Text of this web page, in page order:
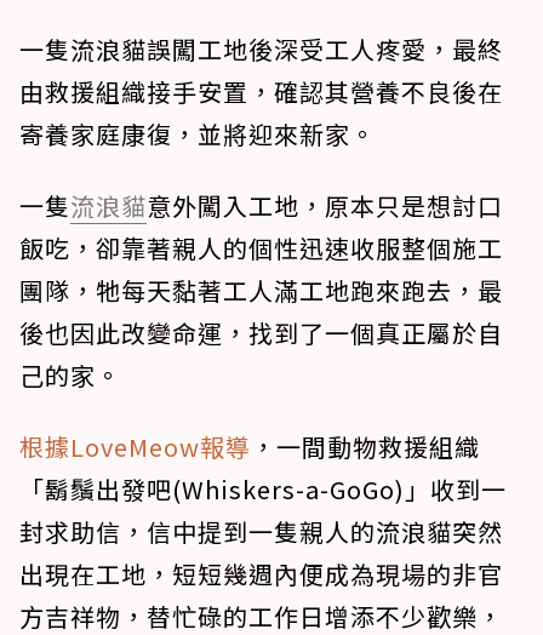
一隻流浪貓誤闖工地後深受工人疼愛，最終
由救援組織接手安置，確認其營養不良後在
寄養家庭康復，並將迎來新家。
一隻流浪貓意外闖入工地，原本只是想討口
飯吃，卻靠著親人的個性迅速收服整個施工
團隊，牠每天黏著工人滿工地跑來跑去，最
後也因此改變命運，找到了一個真正屬於自
己的家。
根據LoveMeow報導 ，一間動物救援組織
「鬍鬚出發吧(Whiskers-a-GoGo)」收到一
封求助信，信中提到一隻親人的流浪貓突然
出現在工地，短短幾週內便成為現場的非官
方吉祥物，替忙碌的工作日增添不少歡樂，